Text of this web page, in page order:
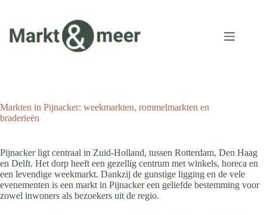
inhoud
Markten in Pijnacker: weekmarkten, rommelmarkten en
braderieën
Pijnacker ligt centraal in Zuid-Holland, tussen Rotterdam, Den Haag
en Delft. Het dorp heeft een gezellig centrum met winkels, horeca en
een levendige weekmarkt. Dankzij de gunstige ligging en de vele
evenementen is een markt in Pijnacker een geliefde bestemming voor
zowel inwoners als bezoekers uit de regio.